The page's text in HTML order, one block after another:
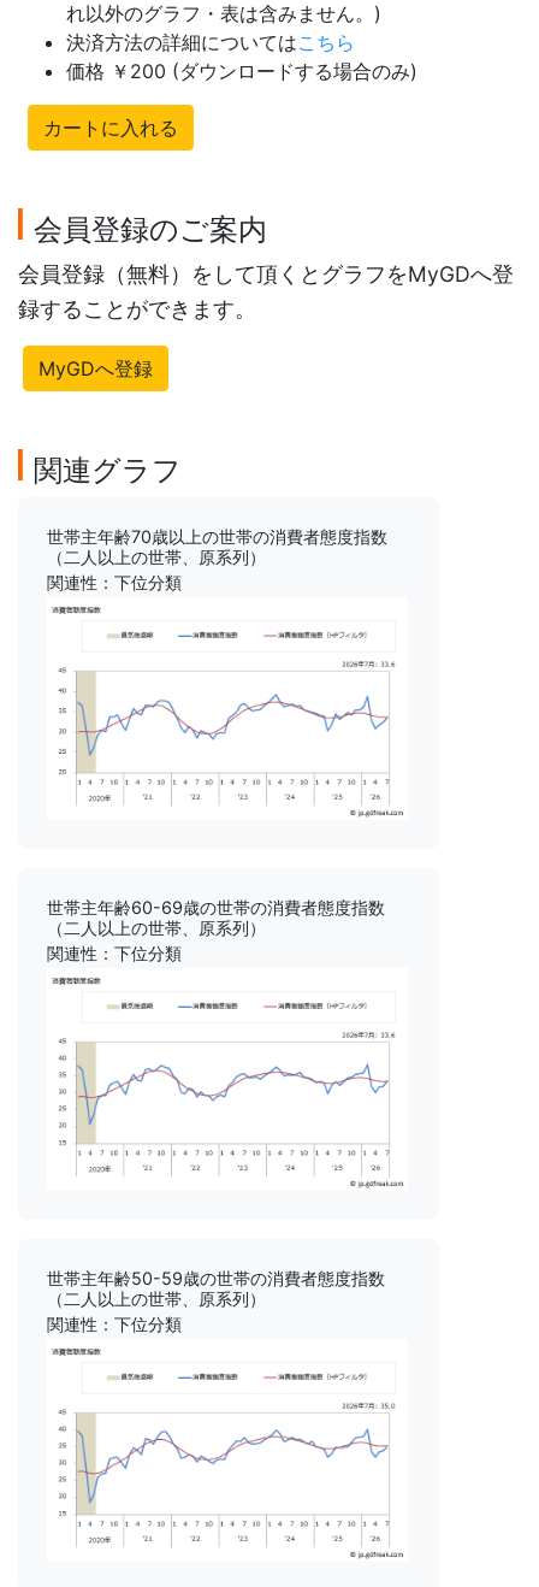
れ以外のグラフ・表は含みません。)
決済方法の詳細についてはこちら
価格 ￥200 (ダウンロードする場合のみ)
カートに入れる
会員登録のご案内
会員登録（無料）をして頂くとグラフをMyGDへ登
録することができます。
MyGDへ登録
関連グラフ
世帯主年齢70歳以上の世帯の消費者態度指数
（二人以上の世帯、原系列）
関連性：下位分類
世帯主年齢60-69歳の世帯の消費者態度指数
（二人以上の世帯、原系列）
関連性：下位分類
世帯主年齢50-59歳の世帯の消費者態度指数
（二人以上の世帯、原系列）
関連性：下位分類